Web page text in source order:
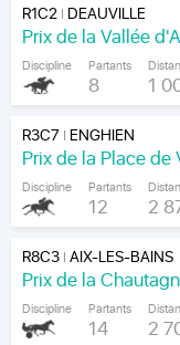
R1C2| DEAUVILLE
Prix de la Vallée
Discipline Partants
8 1
R3C7 | ENGHIEN
Prix de la Place de
Discipline Partants
12 2
R8C3|AIX-LES-BAINS
Prix de la
Discipline Partants
14 2